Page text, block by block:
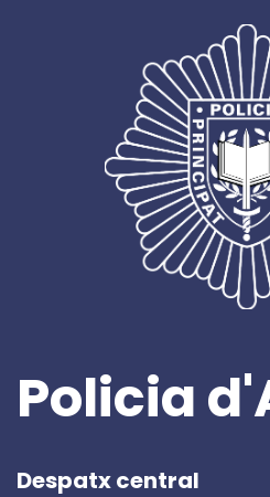
Policia
Despatx central